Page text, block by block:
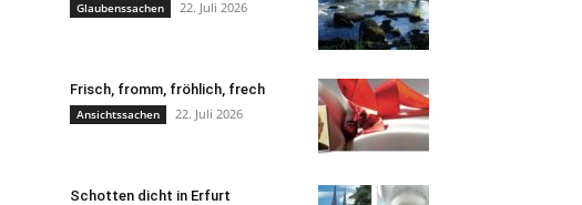
Glaubenssachen 22. Juli 2026
Frisch, fromm, fröhlich, frech
Ansichtssachen 22. Juli 2026
Schotten dicht in Erfurt